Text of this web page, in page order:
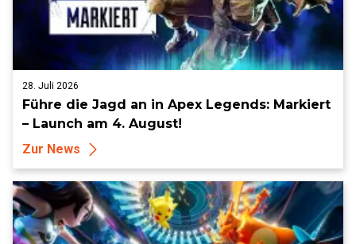
28. Juli 2026
Führe die Jagd an in Apex Legends: Markiert
– Launch am 4. August!
Zur News